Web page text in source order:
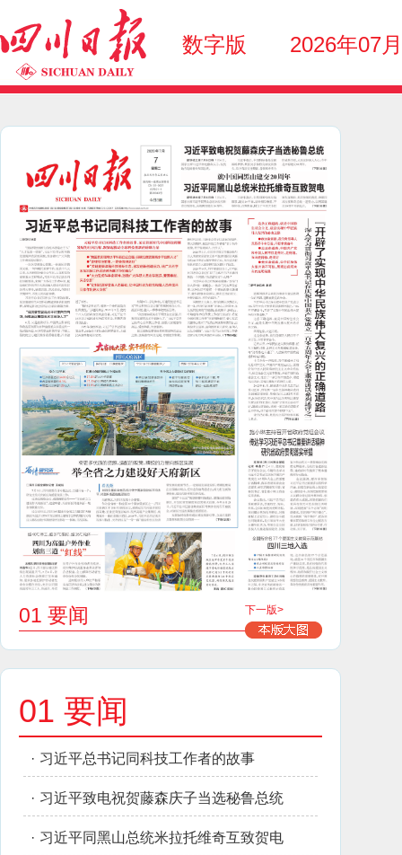
数字版 2026年07
01 要闻 下一版>
01 要闻
· 习近平总书记同科技工作者的故事
· 习近平致电祝贺藤森庆子当选秘鲁总统
· 习近平同黑山总统米拉托维奇互致贺电